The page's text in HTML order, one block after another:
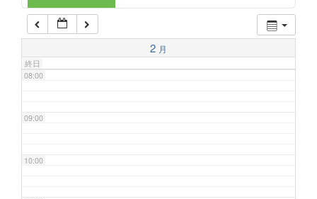
2 月
終日
07:00
08:00
09:00
10:00